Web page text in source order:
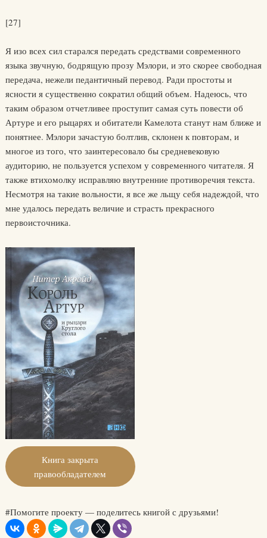
[27]
Я изо всех сил старался передать средствами современного
языка звучную, бодрящую прозу Мэлори, и это скорее свободная
передача, нежели педантичный перевод. Ради простоты и
ясности я существенно сократил общий объем. Надеюсь, что
таким образом отчетливее проступит самая суть повести об
Артуре и его рыцарях и обитатели Камелота станут нам ближе и
понятнее. Мэлори зачастую болтлив, склонен к повторам, и
многое из того, что заинтересовало бы средневековую
аудиторию, не пользуется успехом у современного читателя. Я
также втихомолку исправляю внутренние противоречия текста.
Несмотря на такие вольности, я все же льщу себя надеждой, что
мне удалось передать величие и страсть прекрасного
первоисточника.
Книга закрыта
правообладателем
#Помогите проекту — поделитесь книгой с друзьями!